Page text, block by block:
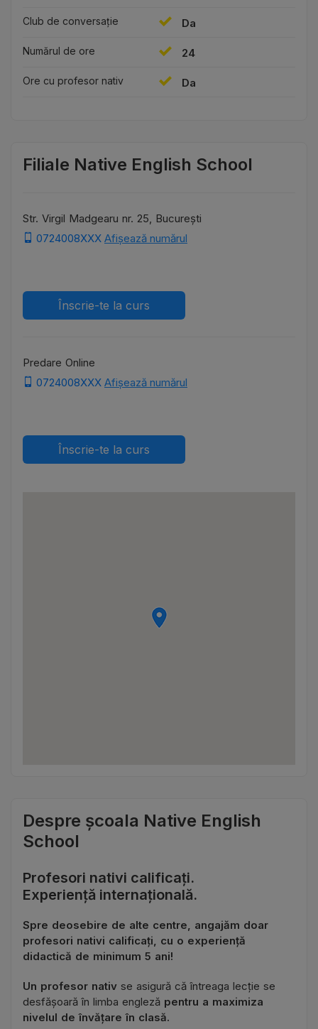
Club de conversație Da
Numărul de ore 24
Ore cu profesor nativ Da
Filiale Native English School
Str. Virgil Madgearu nr. 25, București
0724008XXX Afișează numărul
Înscrie-te la curs
Predare Online
0724008XXX Afișează numărul
Înscrie-te la curs
Despre școala Native English
School
Profesori nativi calificați.
Experiență internațională.
Spre deosebire de alte centre, angajăm doar
profesori nativi calificați, cu o experiență
didactică de minimum 5 ani!
Un profesor nativ se asigură că întreaga lecție se
desfășoară în limba engleză pentru a maximiza
nivelul de învățare în clasă.